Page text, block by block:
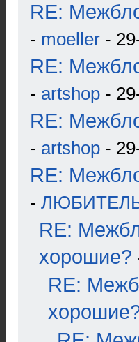
RE:
- moeller -
RE:
- artshop -
RE:
- artshop -
RE:
-
RE:
хорошие?
RE: